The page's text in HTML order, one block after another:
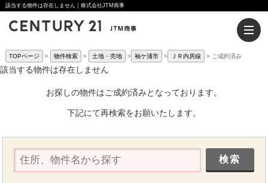
該当する物件は存在しません｜株式会社JTM商事
TOPページ 物件検索 土地・売地 袖ケ浦市 ＪＲ内房線 ご成約済み
該当する物件は存在しません
お探しの物件はご成約済みとなっております。
下記にて再検索をお願いたします。